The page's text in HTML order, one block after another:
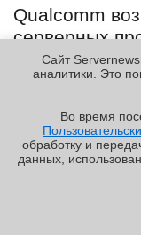
Qualcomm
серверных
cpu hardware humain
Qualcomm
серверных
меморандум о
компанией и ИИ-
Суверенному
«запуска ИИ
периферии и в
Сайт
аналитики. Это
Во время
обработку и
данных,